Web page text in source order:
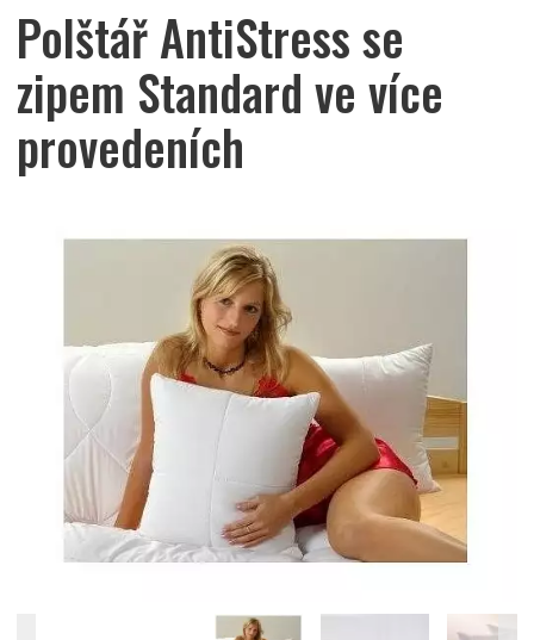
Polštář AntiStress se
zipem Standard ve více
provedeních